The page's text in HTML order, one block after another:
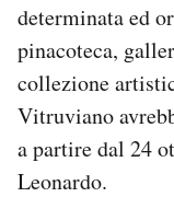
determinata ed
pinacoteca,
collezione
Vitruviano
a partire dal 24
Leonardo.